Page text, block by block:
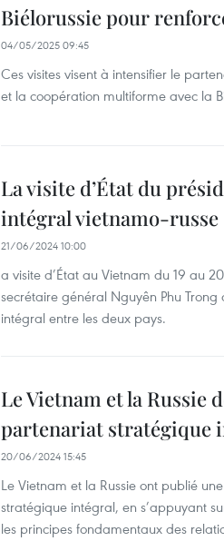
Biélorussie pour
04/05/2025 09:45
Ces visites visent à intensifier le
et la coopération multiforme avec la
La visite d’État du
intégral vietnamo-russe
21/06/2024 10:00
a visite d’État au Vietnam du 19 au
secrétaire général Nguyên Phu
intégral entre les deux pays.
Le Vietnam et la Russie
partenariat stratégique
20/06/2024 15:45
Le Vietnam et la Russie ont publié
stratégique intégral, en s’appuyant
les principes fondamentaux des